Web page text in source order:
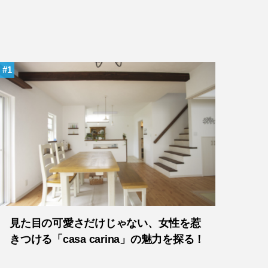
1
見た目の可愛さだけじゃない、女性を惹
きつける「casa carina」の魅力を探る！